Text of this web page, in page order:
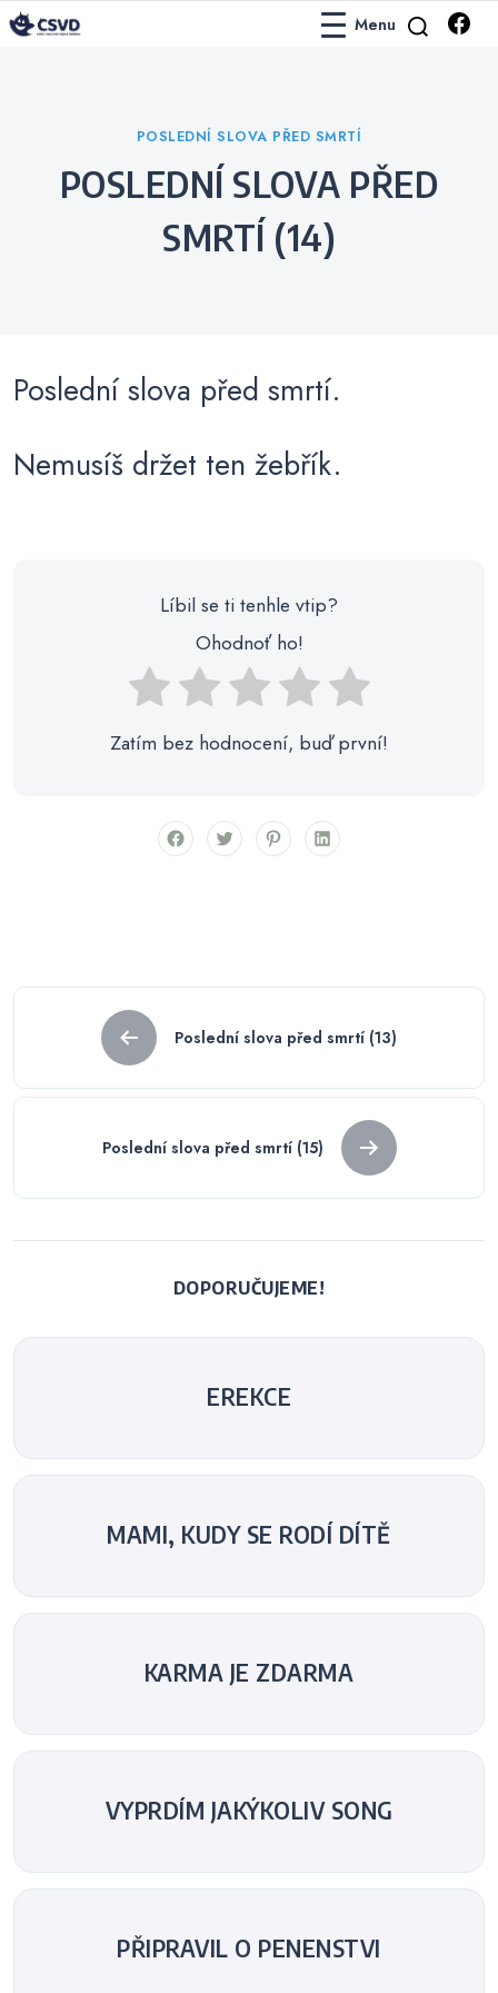
Menu
Categories
POSLEDNÍ SLOVA PŘED SMRTÍ
POSLEDNÍ SLOVA PŘED
SMRTÍ (14)
Poslední slova před smrtí.
Nemusíš držet ten žebřík.
Líbil se ti tenhle vtip?
Ohodnoť ho!
Zatím bez hodnocení, buď první!
Navigace
pro
příspěvek
Poslední slova před smrtí (13)
Poslední slova před smrtí (15)
DOPORUČUJEME!
EREKCE
MAMI, KUDY SE RODÍ DÍTĚ
KARMA JE ZDARMA
VYPRDÍM JAKÝKOLIV SONG
PŘIPRAVIL O PENENSTVI